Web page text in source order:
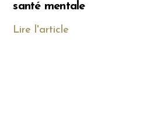
santé mentale
Lire l'article